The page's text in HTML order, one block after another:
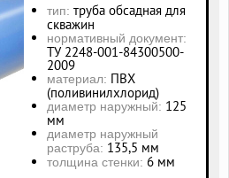
тип: труба обсадная для
скважин
нормативный документ:
ТУ 2248-001-84300500-
2009
материал: ПВХ
(поливинилхлорид)
диаметр наружный: 125
мм
диаметр наружный
раструба: 135,5 мм
толщина стенки: 6 мм